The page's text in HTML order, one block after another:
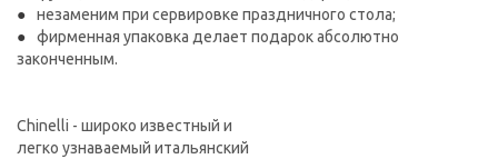
незаменим при сервировке праздничного стола;
фирменная упаковка делает подарок абсолютно
законченным.
Chinelli - широко известный и
легко узнаваемый итальянский